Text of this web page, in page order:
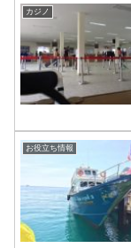
カジノ
お役立ち情報